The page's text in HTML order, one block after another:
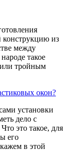
конструкцию из
между
такое
тройным
окон?
установки
дело с
это такое, для
его
в этой